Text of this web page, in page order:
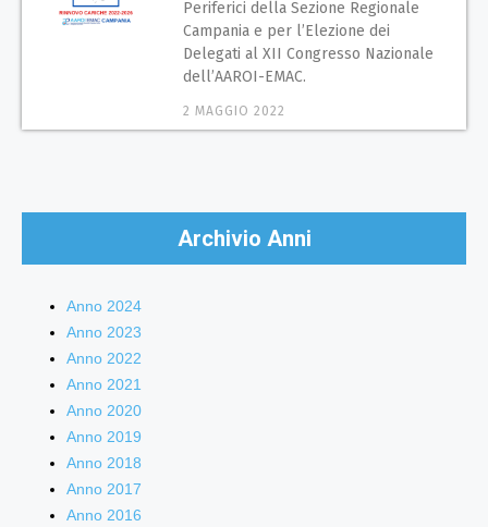
Periferici della Sezione Regionale
Campania e per l’Elezione dei
Delegati al XII Congresso Nazionale
dell’AAROI-EMAC.
2 MAGGIO 2022
Archivio Anni
Anno 2024
Anno 2023
Anno 2022
Anno 2021
Anno 2020
Anno 2019
Anno 2018
Anno 2017
Anno 2016